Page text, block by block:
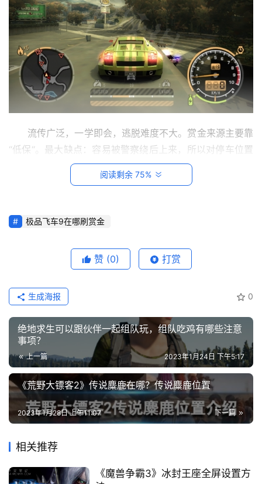
主
机
相
关
建
知
热
游
攻
略
知
识
问
答
在
注册
流传广泛，一学即会，逃脱难度不大。赏金来源主要靠
“低保“。最大缺点：容易被警察绕后上来，所以对停车位置
有废墟更稳定。缺点是容易进入冷却甚至逃脱，效率不
算高，位置不便逃脱。
bay bridge红门穿墙bug
这里注意，进门需要把警车引进来。
阅读剩余 75%
极品飞车9在哪刷赏金
赞 (0) 打赏
0
生成海报
绝地求生可以跟伙伴一起组队玩，组队吃鸡有哪些注意
事项？
上一篇 2023年1月24日 下午5:17
《荒野大镖客2》传说麋鹿在哪？传说麋鹿位置
下一篇
2023年1月28日 上午11:07
相关推荐
《魔兽争霸3》冰封王座全屏设置方